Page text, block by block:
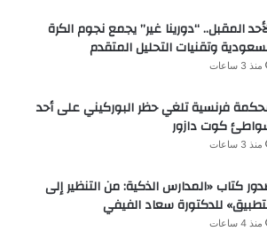
المقبل.. “دورينا غير” يجمع نجوم الكرة
وتقنيات التحليل المتقدم
منذ 3 ساعات
فرنسية تلغي حظر البوركيني على أحد
كوت دازور
منذ 3 ساعات
كتاب «المدارس الذكية: من التنظير إلى
للدكتورة سعاد الفيفي
منذ 4 ساعات